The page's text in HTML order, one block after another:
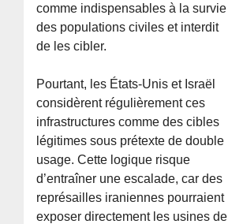
comme indispensables à la survie
des populations civiles et interdit
de les cibler.
Pourtant, les États-Unis et Israël
considèrent régulièrement ces
infrastructures comme des cibles
légitimes sous prétexte de double
usage. Cette logique risque
d’entraîner une escalade, car des
représailles iraniennes pourraient
exposer directement les usines de